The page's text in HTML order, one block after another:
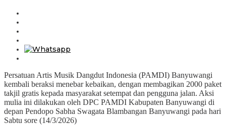
Persatuan Artis Musik Dangdut Indonesia (PAMDI) Banyuwangi
kembali beraksi menebar kebaikan, dengan membagikan 2000 paket
takjil gratis kepada masyarakat setempat dan pengguna jalan. Aksi
mulia ini dilakukan oleh DPC PAMDI Kabupaten Banyuwangi di
depan Pendopo Sabha Swagata Blambangan Banyuwangi pada hari
Sabtu sore (14/3/2026)